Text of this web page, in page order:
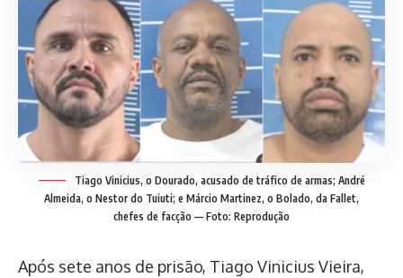
Tiago Vinicius, o Dourado, acusado de tráfico de armas; André
Almeida, o Nestor do Tuiuti; e Márcio Martinez, o Bolado, da Fallet,
chefes de facção — Foto: Reprodução
Após sete anos de prisão, Tiago Vinicius Vieira,